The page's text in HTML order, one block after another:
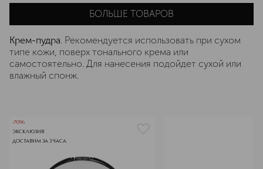
БОЛЬШЕ ТОВАРОВ
Крем-пудра. Рекомендуется использовать при сухом
типе кожи, поверх тонального крема или
самостоятельно. Для нанесения подойдет сухой или
влажный спонж.
-70%
ЭКСКЛЮЗИВ
ДОСТАВИМ ЗА 3 ЧАСА